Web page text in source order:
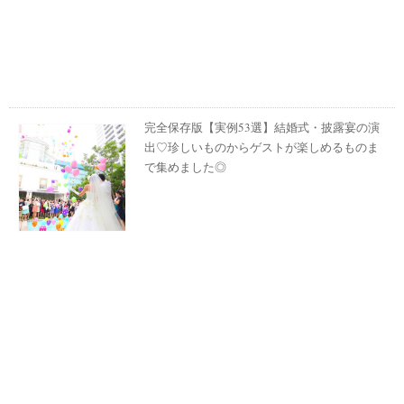
完全保存版【実例53選】結婚式・披露宴の演
出♡珍しいものからゲストが楽しめるものま
で集めました◎